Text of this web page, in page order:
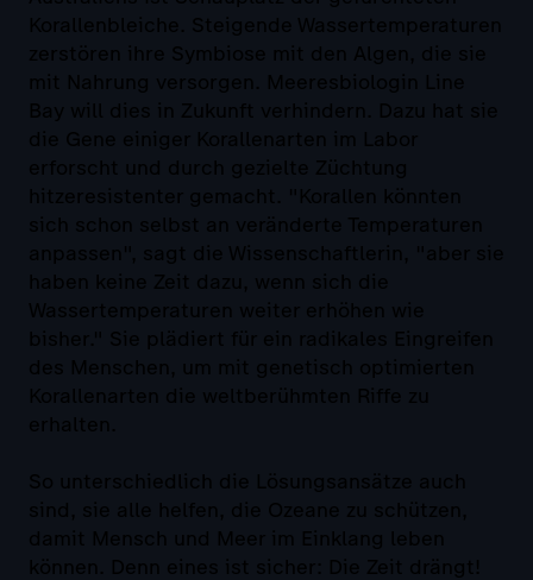
Korallenbleiche. Steigende Wassertemperaturen
zerstören ihre Symbiose mit den Algen, die sie
mit Nahrung versorgen. Meeresbiologin Line
Bay will dies in Zukunft verhindern. Dazu hat sie
die Gene einiger Korallenarten im Labor
erforscht und durch gezielte Züchtung
hitzeresistenter gemacht. "Korallen könnten
sich schon selbst an veränderte Temperaturen
anpassen", sagt die Wissenschaftlerin, "aber sie
haben keine Zeit dazu, wenn sich die
Wassertemperaturen weiter erhöhen wie
bisher." Sie plädiert für ein radikales Eingreifen
des Menschen, um mit genetisch optimierten
Korallenarten die weltberühmten Riffe zu
erhalten.
So unterschiedlich die Lösungsansätze auch
sind, sie alle helfen, die Ozeane zu schützen,
damit Mensch und Meer im Einklang leben
können. Denn eines ist sicher: Die Zeit drängt!